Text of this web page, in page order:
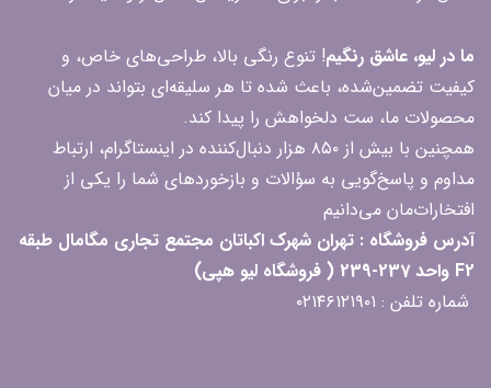
ما در لیو، عاشق رنگیم! تنوع رنگی بالا، طراحی‌های خاص، و
کیفیت تضمین‌شده، باعث شده تا هر سلیقه‌ای بتواند در میان
محصولات ما، ست دلخواهش را پیدا کند.
همچنین با بیش از ۸۵۰ هزار دنبال‌کننده در اینستاگرام، ارتباط
مداوم و پاسخ‌گویی به سؤالات و بازخوردهای شما را یکی از
افتخارات‌مان می‌دانیم
آدرس فروشگاه : تهران شهرک اکباتان مجتمع تجاری مگامال طبقه
F2 واحد 237-239 ( فروشگاه لیو هپی)
شماره تلفن : ۰۲۱۴۶۱۲۱۹۰۱